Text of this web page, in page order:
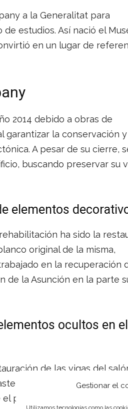
Gestionar el
Utilizamos tecnologías como las
a la Generalitat para
estudios. Así nació el
en un lugar de
2014 debido a obras de
garantizar la conservación y
A pesar de su cierre,
buscando preservar su
elementos
ha sido la
original de la misma,
en la recuperación
de la Asunción en la parte
ocultos en el
de las vigas del
han sido restauradas
proceso de rehabilitación,